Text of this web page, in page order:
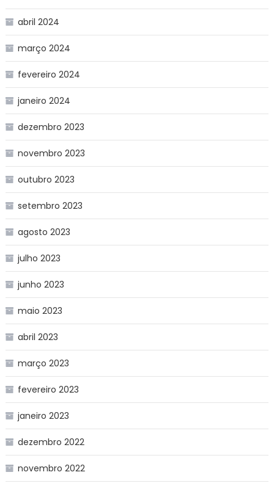
abril 2024
março 2024
fevereiro 2024
janeiro 2024
dezembro 2023
novembro 2023
outubro 2023
setembro 2023
agosto 2023
julho 2023
junho 2023
maio 2023
abril 2023
março 2023
fevereiro 2023
janeiro 2023
dezembro 2022
novembro 2022